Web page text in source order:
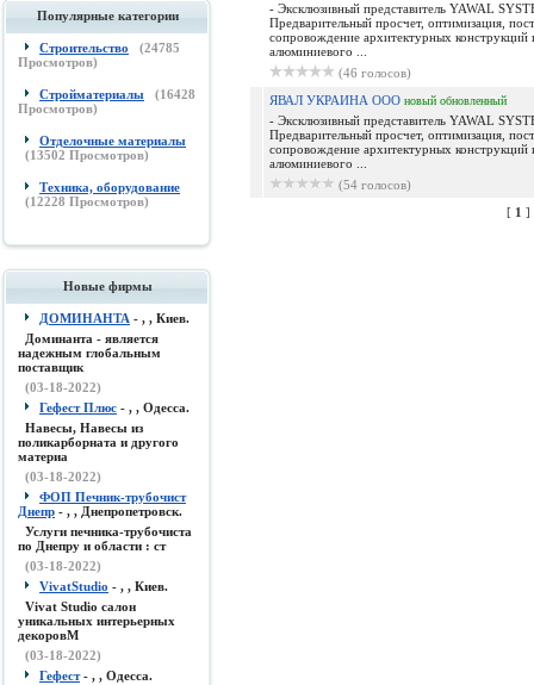
Популярные категории
Строительство (24785
Просмотров)
Стройматериалы (16428
Просмотров)
Отделочные материалы
(13502 Просмотров)
Техника, оборудование
(12228 Просмотров)
Новые фирмы
ДОМИНАНТА - , , Киев.
Доминанта - является
надежным глобальным
поставщик
(03-18-2022)
Гефест Плюс - , , Одесса.
Навесы, Навесы из
поликарборната и другого
материа
(03-18-2022)
ФОП Печник-трубочист
Днепр - , , Днепропетровск.
Услуги печника-трубочиста
по Днепру и области : ст
(03-18-2022)
VivatStudio - , , Киев.
Vivat Studio салон
уникальных интерьерных
декоровМ
(03-18-2022)
Гефест- , , Одесса.
- Эксклюзивный представитель YAWAL
Предварительный просчет, оптимизация,
сопровождение архитектурных конструкций
алюминиевого ...
(46 голосов)
ЯВАЛ УКРАИНА ООО новый обновленный
- Эксклюзивный представитель YAWAL
Предварительный просчет, оптимизация,
сопровождение архитектурных конструкций
алюминиевого ...
(54 голосов)
[ 1 ]